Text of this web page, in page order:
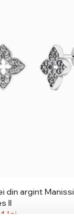
din argint Manissi
II
lei